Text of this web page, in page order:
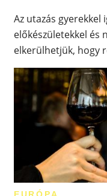
Az utazás gyerekkel
előkészületekkel és
elkerülhetjük, hogy
EURÓPA